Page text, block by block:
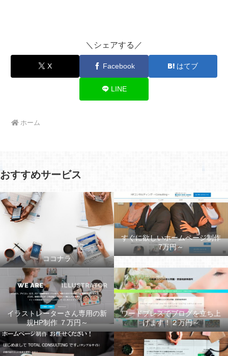
＼シェアする／
X Facebook はてブ
LINE
ホーム
おすすめサービス
ココナラ
すぐに欲しいホームページ制作
7万円～
イラストレーターさん専用の新
規HP制作 ７万円～
ワードプレスでブログを立ち上
げます！２万円～